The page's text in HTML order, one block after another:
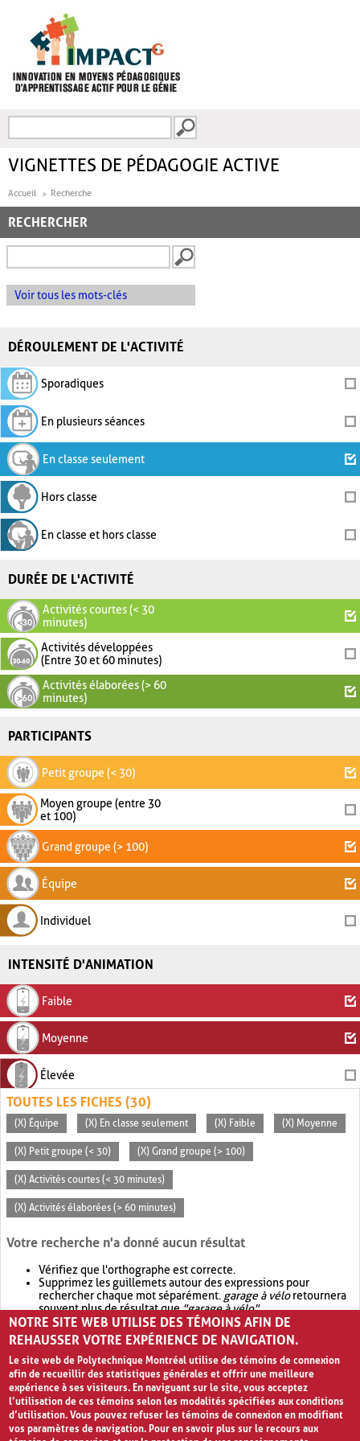
FORMULAIRE DE
VIGNETTES DE PÉDAGOGIE ACTIVE
Accueil Recherche
RECHERCHER
Voir tous les mots-clés
DÉROULEMENT DE L'ACTIVITÉ
Sporadiques
En plusieurs séances
En classe seulement
Hors classe
En classe et hors classe
DURÉE DE L'ACTIVITÉ
Activités courtes (< 30
minutes)
Activités développées
(Entre 30 et 60 minutes)
Activités élaborées (> 60
minutes)
PARTICIPANTS
Petit groupe (< 30)
Moyen groupe (entre 30
et 100)
Grand groupe (> 100)
Équipe
Individuel
INTENSITÉ D'ANIMATION
Faible
Moyenne
Élevée
TOUTES LES FICHES (30)
(X) Équipe (X) En classe seulement (X) Faible (X) Moyenne
(X) Petit groupe (< 30) (X) Grand groupe (> 100)
(X) Activités courtes (< 30 minutes)
(X) Activités élaborées (> 60 minutes)
Votre recherche n'a donné aucun résultat
Vérifiez que l'orthographe est correcte.
Supprimez les guillemets autour des expressions pour
rechercher chaque mot séparément. garage à véloretournera
souvent plus de résultat que"garage à vélo".
Envisagez d'élargir votre recherche avec OR.garage OR vélo
retournera souvent plus de résultat quegarage à vélo
NOTRE SITE WEB UTILISE DES TÉMOINS AFIN DE
REHAUSSER VOTRE EXPÉRIENCE DE NAVIGATION.
Le site web de Polytechnique Montréal utilise des témoins de connexion
afin de recueillir des statistiques générales et offrir une meilleure
expérience à ses visiteurs. En naviguant sur le site, vous acceptez
l’utilisation de ces témoins selon les modalités spécifiées aux conditions
d’utilisation. Vous pouvez refuser les témoins de connexion en modifiant
vos paramètres de navigation. Pour en savoir plus sur le recours aux